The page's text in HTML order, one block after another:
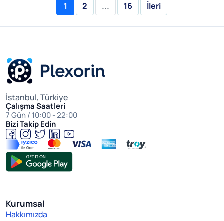
1 2 ... 16 İleri
İstanbul, Türkiye
Çalışma Saatleri
7 Gün / 10:00 - 22:00
Bizi Takip Edin
Kurumsal
Hakkımızda